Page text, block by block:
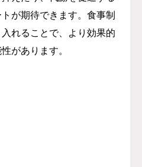
が期待できます。食事制
れることで、より効果的
があります。